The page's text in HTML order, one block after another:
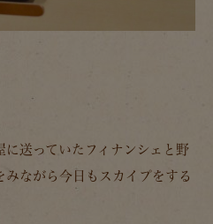
送っていたフィナンシェと野
ながら今日もスカイプをする